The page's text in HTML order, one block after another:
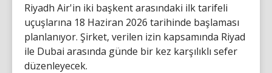
Riyadh Air'in iki başkent arasındaki ilk tarifeli
uçuşlarına 18 Haziran 2026 tarihinde başlaması
planlanıyor. Şirket, verilen izin kapsamında Riyad
ile Dubai arasında günde bir kez karşılıklı sefer
düzenleyecek.